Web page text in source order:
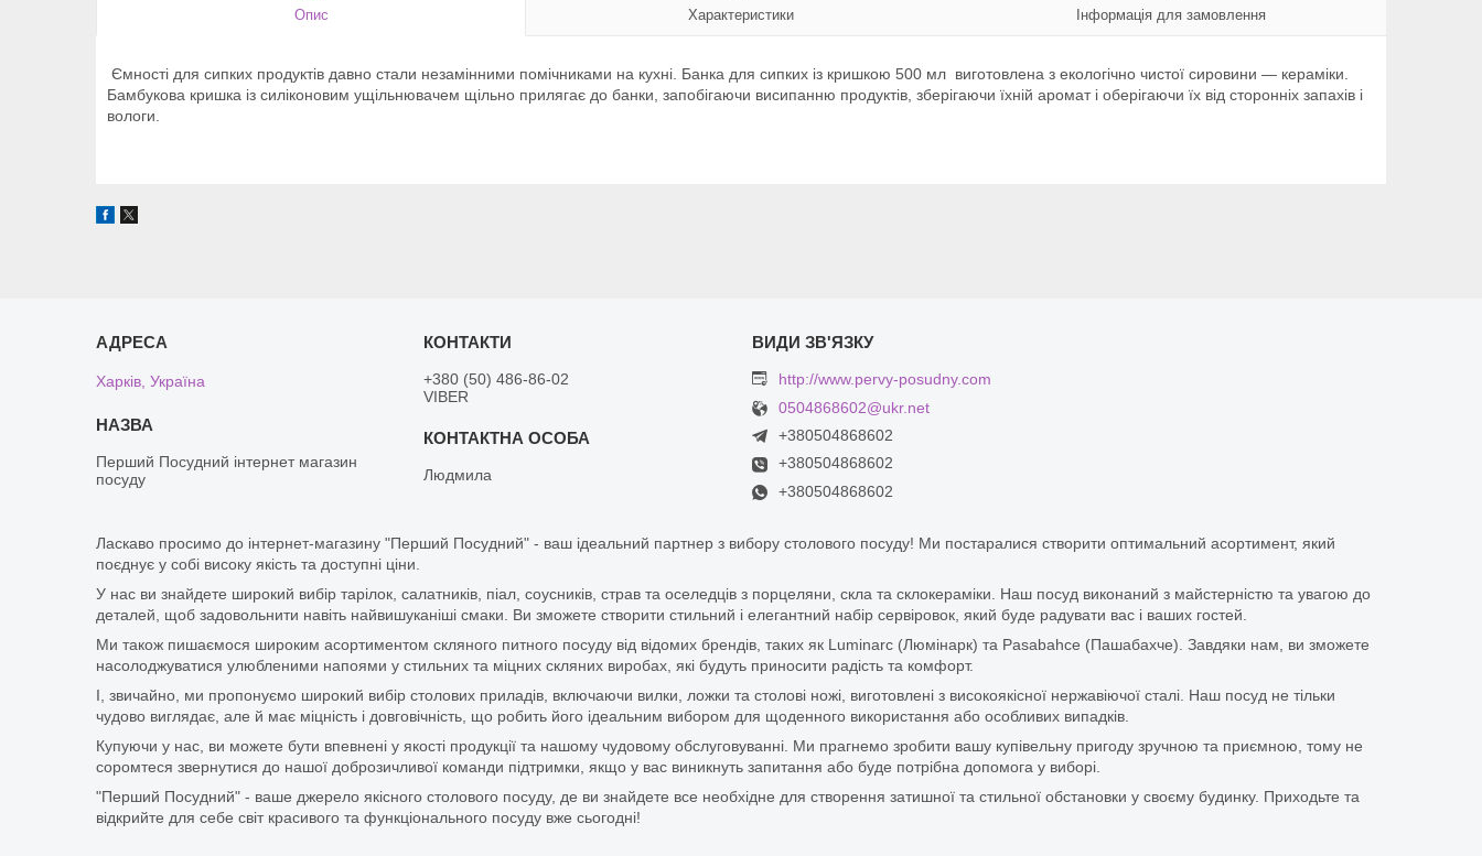
Опис Характеристики Інформація для замовлення
Ємності для сипких продуктів давно стали незамінними помічниками на кухні. Банка для сипких із кришкою 500 мл виготовлена з екологічно чистої сировини — кераміки.
Бамбукова кришка із силіконовим ущільнювачем щільно прилягає до банки, запобігаючи висипанню продуктів, зберігаючи їхній аромат і оберігаючи їх від сторонніх запахів і
вологи.
Харків, Україна
Перший Посудний інтернет магазин
посуду
+380 (50) 486-86-02
VIBER
Людмила
http://www.pervy-posudny.com
0504868602@ukr.net
+380504868602
+380504868602
+380504868602
Ласкаво просимо до інтернет-магазину "Перший Посудний" - ваш ідеальний партнер з вибору столового посуду! Ми постаралися створити оптимальний асортимент, який
поєднує у собі високу якість та доступні ціни.
У нас ви знайдете широкий вибір тарілок, салатників, піал, соусників, страв та оселедців з порцеляни, скла та склокераміки. Наш посуд виконаний з майстерністю та увагою до
деталей, щоб задовольнити навіть найвишуканіші смаки. Ви зможете створити стильний і елегантний набір сервіровок, який буде радувати вас і ваших гостей.
Ми також пишаємося широким асортиментом скляного питного посуду від відомих брендів, таких як Luminarc (Люмінарк) та Pasabahce (Пашабахче). Завдяки нам, ви зможете
насолоджуватися улюбленими напоями у стильних та міцних скляних виробах, які будуть приносити радість та комфорт.
І, звичайно, ми пропонуємо широкий вибір столових приладів, включаючи вилки, ложки та столові ножі, виготовлені з високоякісної нержавіючої сталі. Наш посуд не тільки
чудово виглядає, але й має міцність і довговічність, що робить його ідеальним вибором для щоденного використання або особливих випадків.
Купуючи у нас, ви можете бути впевнені у якості продукції та нашому чудовому обслуговуванні. Ми прагнемо зробити вашу купівельну пригоду зручною та приємною, тому не
соромтеся звернутися до нашої доброзичливої команди підтримки, якщо у вас виникнуть запитання або буде потрібна допомога у виборі.
"Перший Посудний" - ваше джерело якісного столового посуду, де ви знайдете все необхідне для створення затишної та стильної обстановки у своєму будинку. Приходьте та
відкрийте для себе світ красивого та функціонального посуду вже сьогодні!